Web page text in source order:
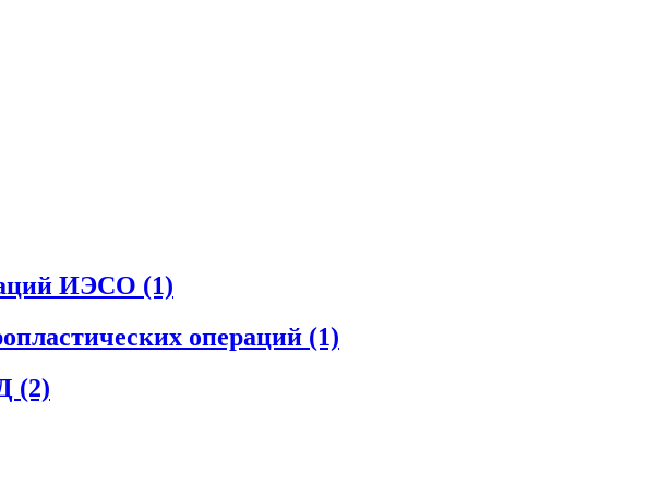
ИЭСО (1)
операций (1)
(2)